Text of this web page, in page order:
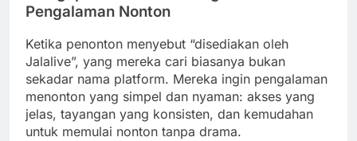
Pengalaman Nonton
Ketika penonton menyebut “disediakan oleh
Jalalive”, yang mereka cari biasanya bukan
sekadar nama platform. Mereka ingin pengalaman
menonton yang simpel dan nyaman: akses yang
jelas, tayangan yang konsisten, dan kemudahan
untuk memulai nonton tanpa drama.